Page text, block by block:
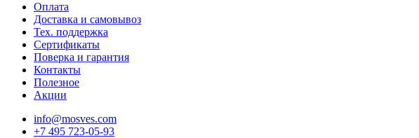
Оплата
Доставка и самовывоз
Тех. поддержка
Сертификаты
Поверка и гарантия
Контакты
Полезное
Акции
info@mosves.com
+7 495 723-05-93